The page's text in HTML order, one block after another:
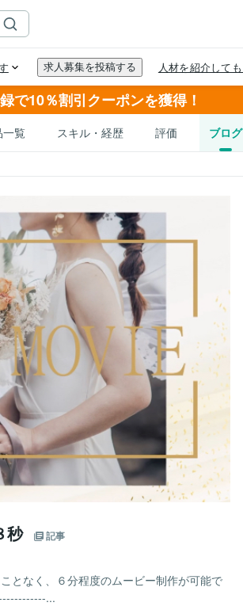
で10％割引クーポンを獲得！
一覧 スキル・経歴 評価 ブログ
秒 記事
となく、６分程度のムービー制作が可能で
...